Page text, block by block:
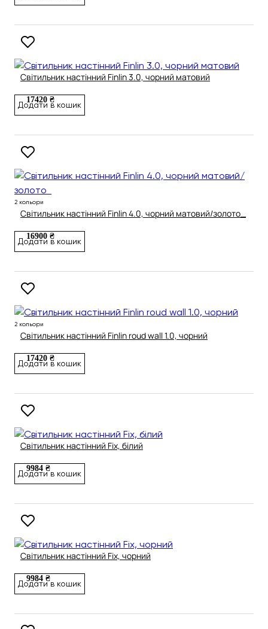
Світильник настінний Finlin 3.0, чорний матовий
17420 ₴
Додати в кошик
2 кольори
Світильник настінний Finlin 4.0, чорний матовий/золото_
16900 ₴
Додати в кошик
2 кольори
Світильник настінний Finlin roud wall 1.0, чорний
17420 ₴
Додати в кошик
Світильник настінний Fix, білий
9984 ₴
Додати в кошик
Світильник настінний Fix, чорний
9984 ₴
Додати в кошик